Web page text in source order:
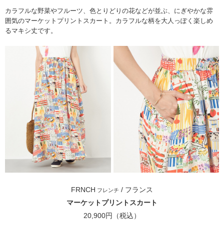
カラフルな野菜やフルーツ、色とりどりの花などが並ぶ、にぎやかな雰
囲気のマーケットプリントスカート。カラフルな柄を大人っぽく楽しめ
るマキシ丈です。
FRNCH フレンチ / フランス
マーケットプリントスカート
20,900円（税込）